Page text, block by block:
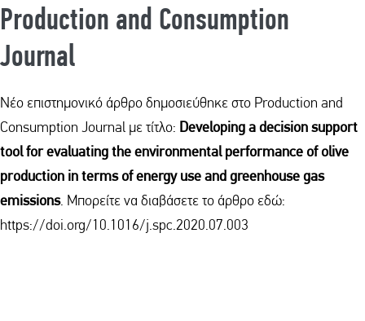
Production and Consumption
Journal
Νέο επιστημονικό άρθρο δημοσιεύθηκε στο Production and
Consumption Journal με τίτλο: Developing a decision support
tool for evaluating the environmental performance of olive
production in terms of energy use and greenhouse gas
emissions. Μπορείτε να διαβάσετε το άρθρο εδώ:
https://doi.org/10.1016/j.spc.2020.07.003